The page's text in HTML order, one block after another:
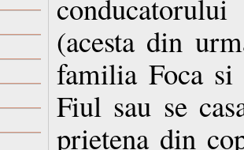
(acesta din
familia Foca
Fiul sau se
prietena din